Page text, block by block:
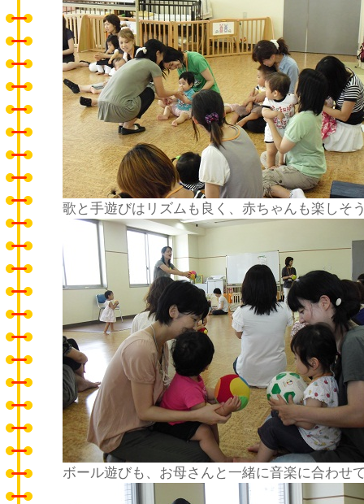
歌と手遊びはリズムも良く、赤ちゃんも楽しそ
ボール遊びも、お母さんと一緒に音楽に合わせ